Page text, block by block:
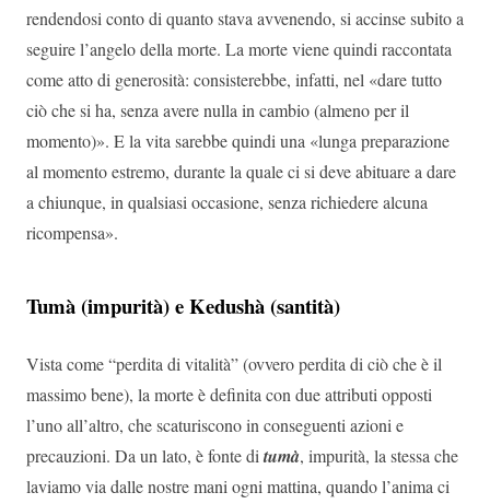
rendendosi conto di quanto stava avvenendo, si accinse subito a
seguire l’angelo della morte. La morte viene quindi raccontata
come atto di generosità: consisterebbe, infatti, nel «dare tutto
ciò che si ha, senza avere nulla in cambio (almeno per il
momento)». E la vita sarebbe quindi una «lunga preparazione
al momento estremo, durante la quale ci si deve abituare a dare
a chiunque, in qualsiasi occasione, senza richiedere alcuna
ricompensa».
Tumà (impurità) e Kedushà (santità)
Vista come “perdita di vitalità” (ovvero perdita di ciò che è il
massimo bene), la morte è definita con due attributi opposti
l’uno all’altro, che scaturiscono in conseguenti azioni e
precauzioni. Da un lato, è fonte di tumà, impurità, la stessa che
laviamo via dalle nostre mani ogni mattina, quando l’anima ci